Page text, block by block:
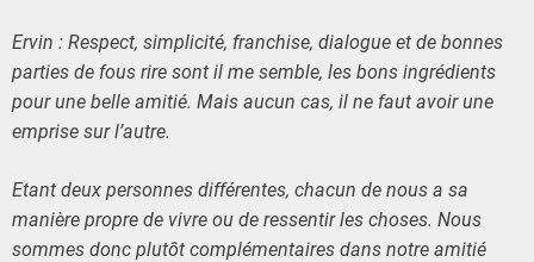
Ervin : Respect, simplicité, franchise, dialogue et de bonnes
parties de fous rire sont il me semble, les bons ingrédients
pour une belle amitié. Mais aucun cas, il ne faut avoir une
emprise sur l’autre.
Etant deux personnes différentes, chacun de nous a sa
manière propre de vivre ou de ressentir les choses. Nous
sommes donc plutôt complémentaires dans notre amitié